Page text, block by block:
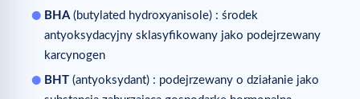
BHA(butylated hydroxyanisole) : środek
antyoksydacyjny sklasyfikowany jako podejrzewany
karcynogen
BHT (antyoksydant) : podejrzewany o działanie jako